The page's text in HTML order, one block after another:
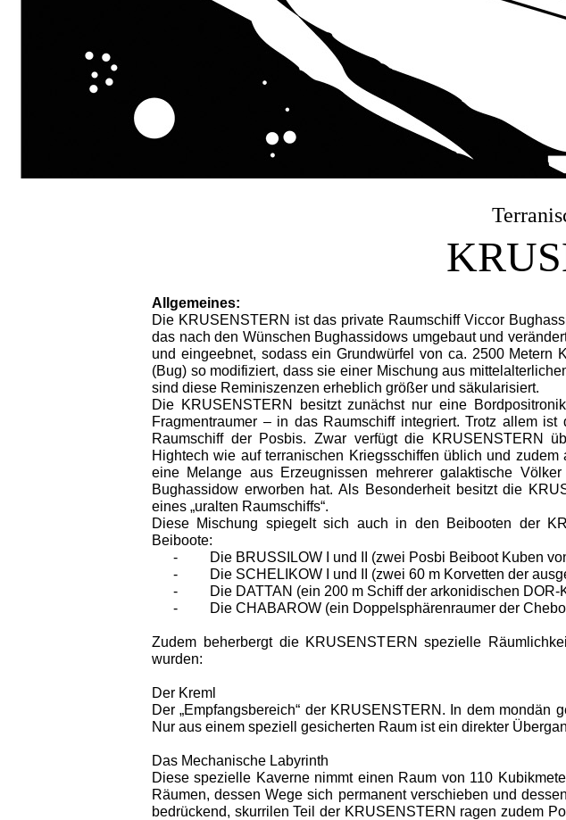
Allgemeines:
Die KRUSENSTERN ist das private Raumschiff Viccor
das nach den Wünschen Bughassidows umgebaut und
und eingeebnet, sodass ein Grundwürfel von ca. 2500
(Bug) so modifiziert, dass sie einer Mischung aus
sind diese Reminiszenzen erheblich größer und säkularisiert.
Die KRUSENSTERN besitzt zunächst nur eine
Fragmentraumer – in das Raumschiff integriert. Trotz allem
Raumschiff der Posbis. Zwar verfügt die KRUSENSTERN
Hightech wie auf terranischen Kriegsschiffen üblich und
eine Melange aus Erzeugnissen mehrerer galaktische
Bughassidow erworben hat. Als Besonderheit besitzt die
eines „uralten Raumschiffs“.
Diese Mischung spiegelt sich auch in den Beibooten der
Beiboote:
-
Die BRUSSILOW I und II (zwei Posbi Beiboot Kuben
-
Die SCHELIKOW I und II (zwei 60 m Korvetten der
-
Die DATTAN (ein 200 m Schiff der arkonidischen DOR-
-
Die CHABAROW (ein Doppelsphärenraumer der
Zudem beherbergt die KRUSENSTERN spezielle
wurden:
Der Kreml
Der „Empfangsbereich“ der KRUSENSTERN. In dem mondän
Nur aus einem speziell gesicherten Raum ist ein direkter
Das Mechanische Labyrinth
Diese spezielle Kaverne nimmt einen Raum von 110
Räumen, dessen Wege sich permanent verschieben und
bedrückend, skurrilen Teil der KRUSENSTERN ragen zudem